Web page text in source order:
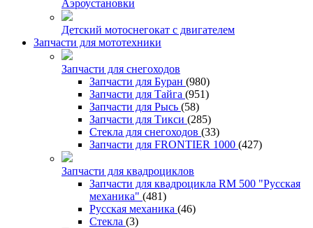
Аэроустановки
Детский мотоснегокат с двигателем
Запчасти для мототехники
Запчасти для снегоходов
Запчасти для Буран (980)
Запчасти для Тайга (951)
Запчасти для Рысь (58)
Запчасти для Тикси (285)
Стекла для снегоходов (33)
Запчасти для FRONTIER 1000 (427)
Запчасти для квадроциклов
Запчасти для квадроцикла RM 500 "Русская
механика" (481)
Русская механика (46)
Стекла (3)